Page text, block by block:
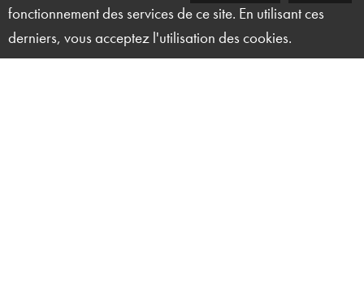
fonctionnement des services de ce site. En utilisant ces
derniers, vous acceptez l'utilisation des cookies.